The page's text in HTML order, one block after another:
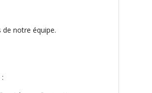
notre équipe.